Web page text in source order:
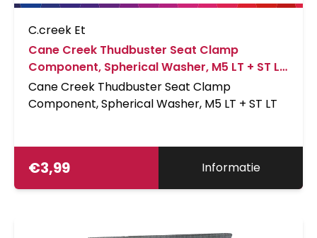
C.creek Et
Cane Creek Thudbuster Seat Clamp
Component, Spherical Washer, M5 LT + ST LT
Zwart
Cane Creek Thudbuster Seat Clamp
Component, Spherical Washer, M5 LT + ST LT
€3,99 Informatie